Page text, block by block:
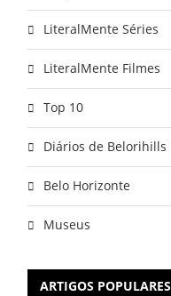
LiteralMente Séries
LiteralMente Filmes
Top 10
Diários de Belorihills
Belo Horizonte
Museus
ARTIGOS POPULARES